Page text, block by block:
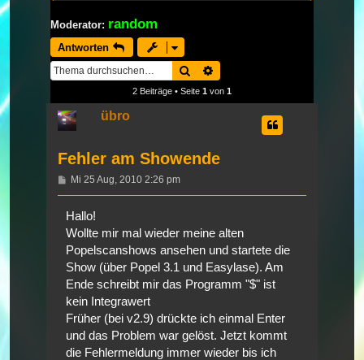
Moderator: random
Antworten
Suche
2 Beiträge • Seite 1 von 1
übro
Fehler am Showende
Beitrag
Mi 25 Aug, 2010 2:26 pm
Hallo!
Wollte mir mal wieder meine alten
Popelscanshows ansehen und startete die
Show (über Popel 3.1 und Easylase). Am
Ende schreibt mir das Programm "$" ist
kein Integrawert
Früher (bei v2.9) drückte ich einmal Enter
und das Problem war gelöst. Jetzt kommt
die Fehlermeldung immer wieder bis ich